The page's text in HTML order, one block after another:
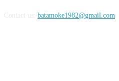
batamoke1982@gmail.com